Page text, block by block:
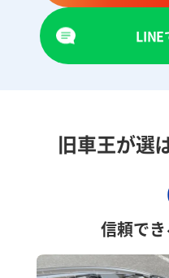
LINE
旧車王が選
信頼で